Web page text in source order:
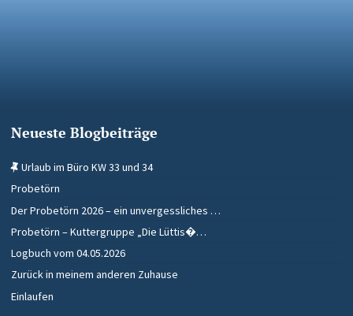
Neueste Blogbeiträge
Urlaub im Büro KW 33 und 34
Probetörn
Der Probetörn 2026 – ein unvergessliches …
Probetörn – Kuttergruppe „Die Lüttis�…
Logbuch vom 04.05.2026
Zurück in meinem anderen Zuhause
Einlaufen